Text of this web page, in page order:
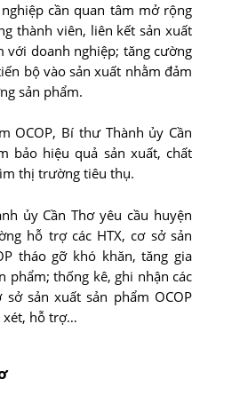
cần quan tâm mở rộng
thành viên, liên kết sản xuất
với doanh nghiệp; tăng cường
bộ vào sản xuất nhằm đảm
sản phẩm.
OCOP, Bí thư Thành ủy Cần
bảo hiệu quả sản xuất, chất
thị trường tiêu thụ.
ủy Cần Thơ yêu cầu huyện
hỗ trợ các HTX, cơ sở sản
tháo gỡ khó khăn, tăng gia
phẩm; thống kê, ghi nhận các
sở sản xuất sản phẩm OCOP
xét, hỗ trợ…